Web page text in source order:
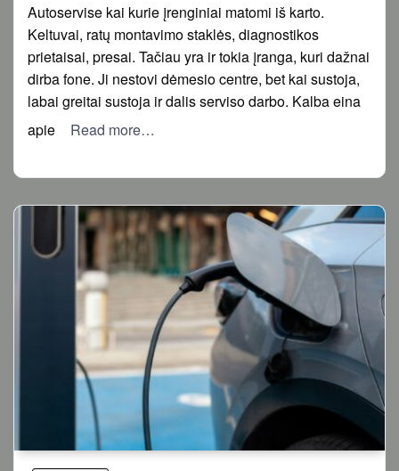
Autoservise kai kurie įrenginiai matomi iš karto.
Keltuvai, ratų montavimo staklės, diagnostikos
prietaisai, presai. Tačiau yra ir tokia įranga, kuri dažnai
dirba fone. Ji nestovi dėmesio centre, bet kai sustoja,
labai greitai sustoja ir dalis serviso darbo. Kalba eina
apie
Read more…